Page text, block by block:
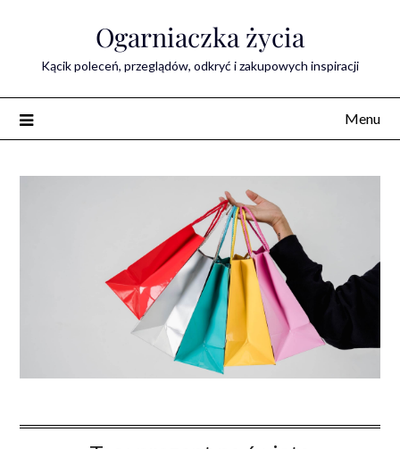
Ogarniaczka życia
Kącik poleceń, przeglądów, odkryć i zakupowych inspiracji
Menu